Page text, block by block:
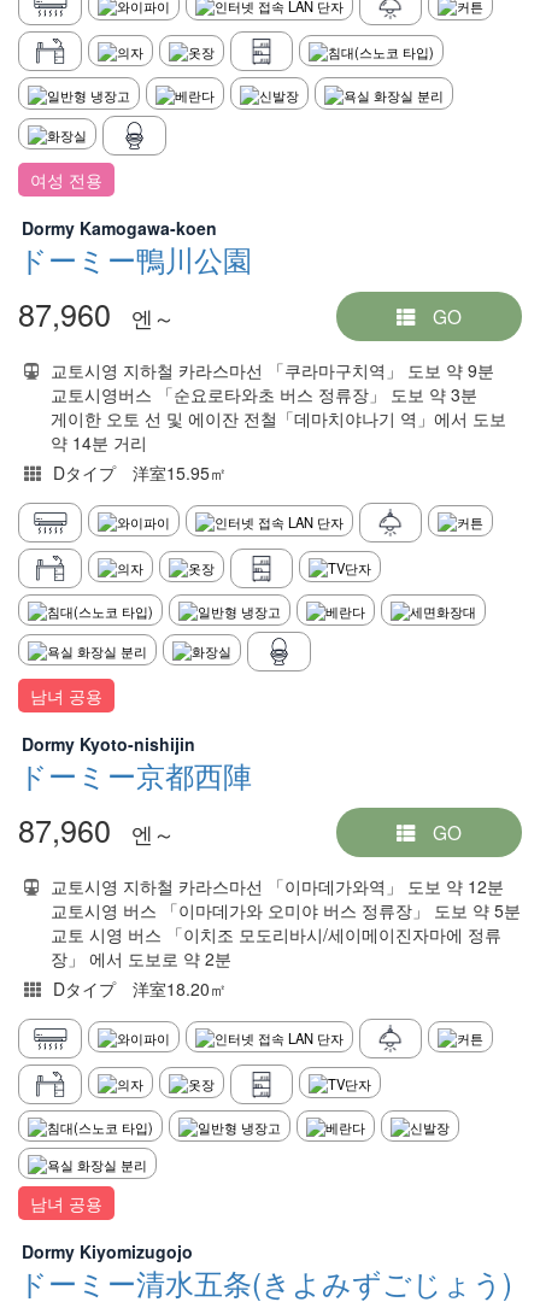
여성 전용
Dormy Kamogawa-koen
ドーミー鴨川公園
87,960 엔～ GO
교토시영 지하철 카라스마선 「쿠라마구치역」 도보 약 9분
교토시영버스 「순요로타와초 버스 정류장」 도보 약 3분
게이한 오토 선 및 에이잔 전철「데마치야나기 역」에서 도보
약 14분 거리
Dタイプ 洋室15.95㎡
남녀 공용
Dormy Kyoto-nishijin
ドーミー京都西陣
87,960 엔～ GO
교토시영 지하철 카라스마선 「이마데가와역」 도보 약 12분
교토시영 버스 「이마데가와 오미야 버스 정류장」 도보 약 5분
교토 시영 버스 「이치조 모도리바시/세이메이진자마에 정류
장」 에서 도보로 약 2분
Dタイプ 洋室18.20㎡
남녀 공용
Dormy Kiyomizugojo
ドーミー清水五条(きよみずごじょう)